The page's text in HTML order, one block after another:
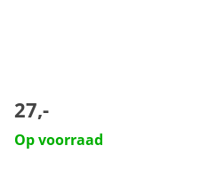
27,-
Op voorraad